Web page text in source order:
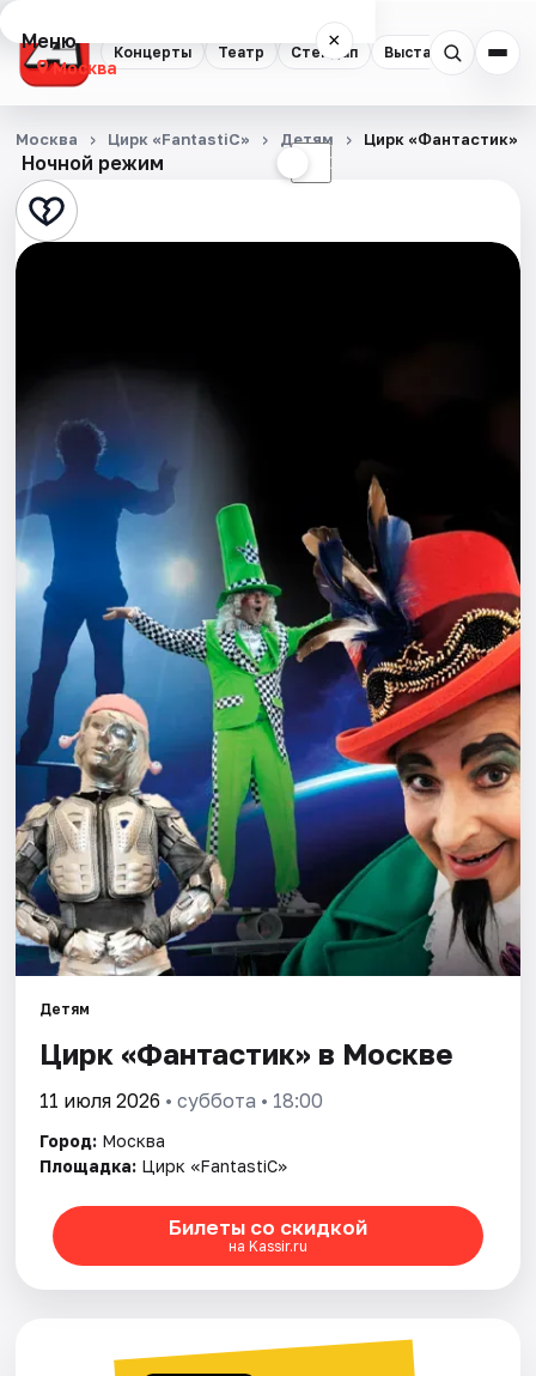
Концерты Театр Стендап Выставки
Меню ×
Москва
Концерты
Театр
Стендап
Спорт
События
Города
Площадки
Артисты
Рейтинги
Ночной режим ☾
Москва Цирк «FantastiC» Детям Цирк «Фантастик»
Детям
Цирк «Фантастик» в Москве
11 июля 2026 • суббота • 18:00
Город: Москва
Площадка: Цирк «FantastiC»
Билеты со скидкой
на Kassir.ru